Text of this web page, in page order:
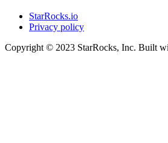
StarRocks.io
Privacy policy
Copyright © 2023 StarRocks, Inc. Built